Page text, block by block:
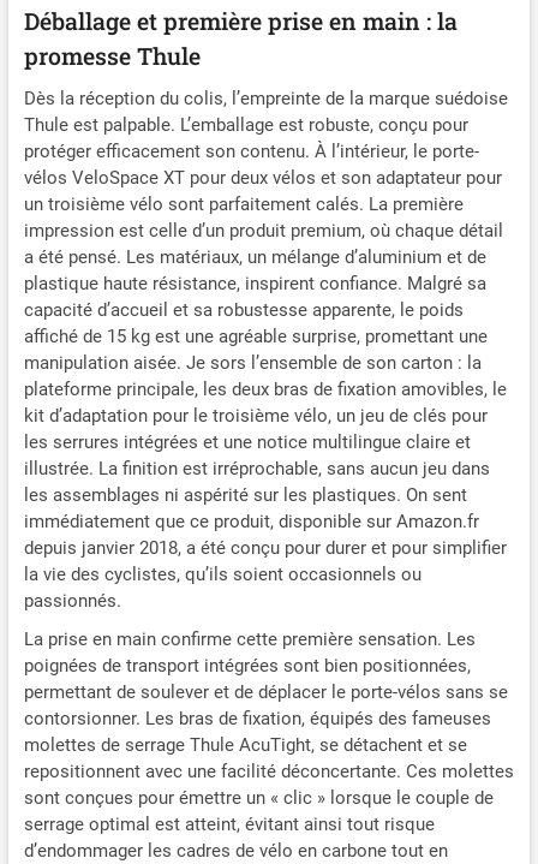
Dimensions du porte-vélo
plié : 135 x 74 x 25 cm
votre porte-vélos Thule
VeloSpace XT d’une place
Installation aisée grâce aux
boutons-poussoirs à
ressort Capacité de
chargement maximale de
15 kg
Déballage et première prise en main : la
promesse Thule
Dès la réception du colis, l’empreinte de la marque suédoise
Thule est palpable. L’emballage est robuste, conçu pour
protéger efficacement son contenu. À l’intérieur, le porte-
vélos VeloSpace XT pour deux vélos et son adaptateur pour
un troisième vélo sont parfaitement calés. La première
impression est celle d’un produit premium, où chaque détail
a été pensé. Les matériaux, un mélange d’aluminium et de
plastique haute résistance, inspirent confiance. Malgré sa
capacité d’accueil et sa robustesse apparente, le poids
affiché de 15 kg est une agréable surprise, promettant une
manipulation aisée. Je sors l’ensemble de son carton : la
plateforme principale, les deux bras de fixation amovibles, le
kit d’adaptation pour le troisième vélo, un jeu de clés pour
les serrures intégrées et une notice multilingue claire et
illustrée. La finition est irréprochable, sans aucun jeu dans
les assemblages ni aspérité sur les plastiques. On sent
immédiatement que ce produit, disponible sur Amazon.fr
depuis janvier 2018, a été conçu pour durer et pour simplifier
la vie des cyclistes, qu’ils soient occasionnels ou
passionnés.
La prise en main confirme cette première sensation. Les
poignées de transport intégrées sont bien positionnées,
permettant de soulever et de déplacer le porte-vélos sans se
contorsionner. Les bras de fixation, équipés des fameuses
molettes de serrage Thule AcuTight, se détachent et se
repositionnent avec une facilité déconcertante. Ces molettes
sont conçues pour émettre un « clic » lorsque le couple de
serrage optimal est atteint, évitant ainsi tout risque
d’endommager les cadres de vélo en carbone tout en